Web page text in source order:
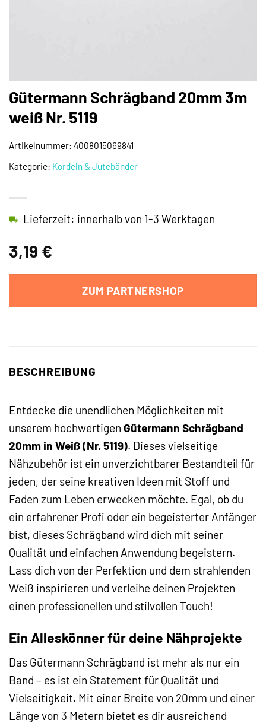
Gütermann Schrägband 20mm 3m
weiß Nr. 5119
3,19 €
Lieferzeit: innerhalb von 1-3 Werktagen
ZUM PARTNERSHOP
Artikelnummer: 4008015069841
Kategorie: Kordeln & Jutebänder
BESCHREIBUNG
Entdecke die unendlichen Möglichkeiten mit
unserem hochwertigen Gütermann Schrägband
20mm in Weiß (Nr. 5119). Dieses vielseitige
Nähzubehör ist ein unverzichtbarer Bestandteil für
jeden, der seine kreativen Ideen mit Stoff und
Faden zum Leben erwecken möchte. Egal, ob du
ein erfahrener Profi oder ein begeisterter Anfänger
bist, dieses Schrägband wird dich mit seiner
Qualität und einfachen Anwendung begeistern.
Lass dich von der Perfektion und dem strahlenden
Weiß inspirieren und verleihe deinen Projekten
einen professionellen und stilvollen Touch!
Ein Alleskönner für deine Nähprojekte
Das Gütermann Schrägband ist mehr als nur ein
Band – es ist ein Statement für Qualität und
Vielseitigkeit. Mit einer Breite von 20mm und einer
Länge von 3 Metern bietet es dir ausreichend